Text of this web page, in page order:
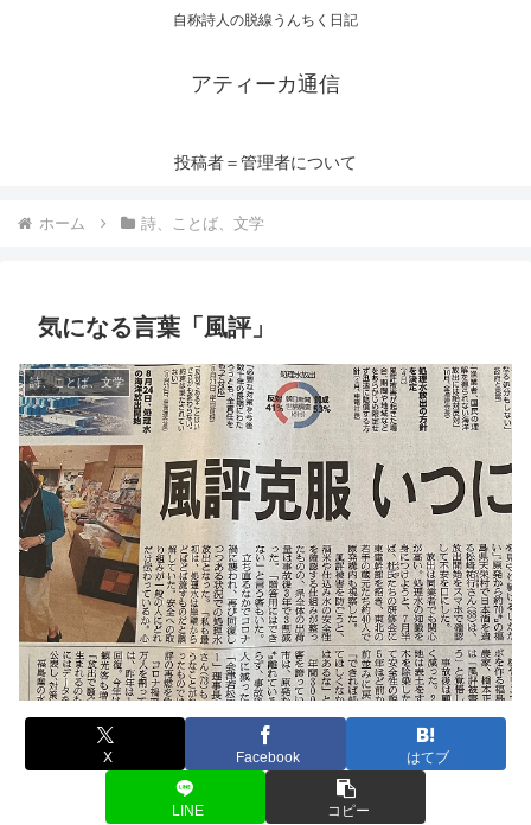
自称詩人の脱線うんちく日記
アティーカ通信
投稿者＝管理者について
ホーム 詩、ことば、文学
気になる言葉「風評」
詩、ことば、文学
X Facebook はてブ
LINE コピー